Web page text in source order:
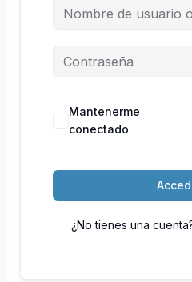
Mantenerme
conectado
¿No tienes una